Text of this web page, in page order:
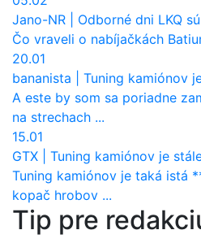
Jano-NR
Odborné dni LKQ sú pre
Čo vraveli o nabíjačkách
20.01
bananista
Tuning kamiónov je stále
A este by som sa poriadne
na strechach ...
15.01
GTX
Tuning kamiónov je stále aktuálny.
Tuning kamiónov je taká istá
kopač hrobov ...
Tip pre